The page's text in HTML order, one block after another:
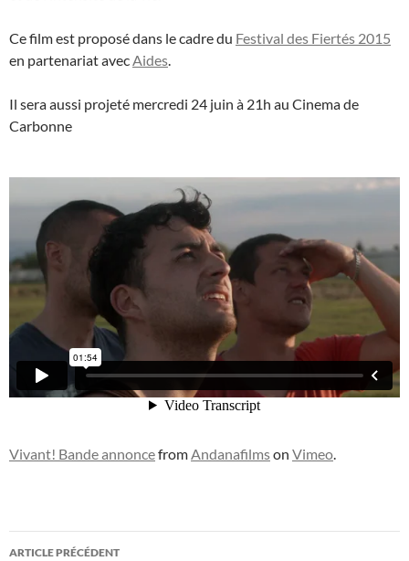
Ce film est proposé dans le cadre du Festival des Fiertés 2015
en partenariat avecAides.
Il sera aussi projeté mercredi 24 juin à 21h au Cinema de
Carbonne
Vivant! Bande annoncefromAndanafilmson Vimeo.
Navigation
ARTICLE PRÉCÉDENT